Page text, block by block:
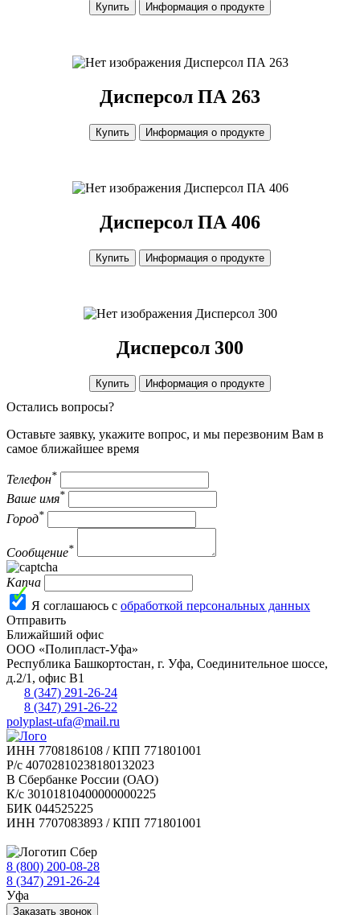
Купить Информация о продукте
Дисперсол ПА 263
Дисперсол ПА 263
Купить Информация о продукте
Дисперсол ПА 406
Дисперсол ПА 406
Купить Информация о продукте
Дисперсол 300
Дисперсол 300
Купить Информация о продукте
Остались вопросы?
Оставьте заявку, укажите вопрос, и мы перезвоним Вам в
самое ближайшее время
Телефон*
Ваше имя*
Город*
Сообщение*
Капча
Я соглашаюсь с обработкой персональных данных
Отправить
Ближайший офис
ООО «Полипласт-Уфа»
Республика Башкортостан, г. Уфа, Соединительное шоссе,
д.2/1, офис В1
8 (347) 291-26-24
8 (347) 291-26-22
polyplast-ufa@mail.ru
ИНН 7708186108 / КПП 771801001
Р/с 40702810238180132023
В Сбербанке России (ОАО)
К/с 30101810400000000225
БИК 044525225
ИНН 7707083893 / КПП 771801001
8 (800) 200-08-28
8 (347) 291-26-24
Уфа
Заказать звонок